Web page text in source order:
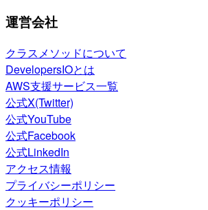
運営会社
クラスメソッドについて
DevelopersIOとは
AWS支援サービス一覧
公式X(Twitter)
公式YouTube
公式Facebook
公式LinkedIn
アクセス情報
プライバシーポリシー
クッキーポリシー